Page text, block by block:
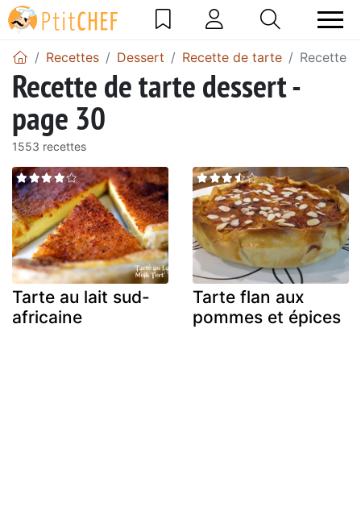
Recettes Dessert Recette de tarte Recette
Recette de tarte dessert -
page 30
1553 recettes
Tarte au lait sud-
africaine
Tarte flan aux
pommes et épices